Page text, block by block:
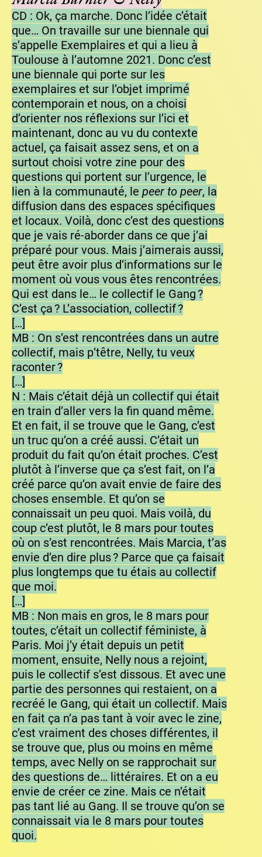
CD : Ok, ça marche. Donc l’idée c’était
que… On travaille sur une biennale qui
s’appelle Exemplaires et qui a lieu à
Toulouse à l’automne 2021. Donc c’est
une biennale qui porte sur les
exemplaires et sur l’objet imprimé
contemporain et nous, on a choisi
d’orienter nos réflexions sur l’ici et
maintenant, donc au vu du contexte
actuel, ça faisait assez sens, et on a
surtout choisi votre zine pour des
questions qui portent sur l’urgence, le
lien à la communauté, le peer to peer, la
diffusion dans des espaces spécifiques
et locaux. Voilà, donc c’est des questions
que je vais ré-aborder dans ce que j’ai
préparé pour vous. Mais j’aimerais aussi,
peut être avoir plus d’informations sur le
moment où vous vous êtes rencontrées.
Qui est dans le… le collectif le Gang ?
C’est ça ? L’association, collectif ?
[…]
MB : On s’est rencontrées dans un autre
collectif, mais p’têtre, Nelly, tu veux
raconter ?
[…]
N : Mais c’était déjà un collectif qui était
en train d’aller vers la fin quand même.
Et en fait, il se trouve que le Gang, c’est
un truc qu’on a créé aussi. C’était un
produit du fait qu’on était proches. C’est
plutôt à l’inverse que ça s’est fait, on l’a
créé parce qu’on avait envie de faire des
choses ensemble. Et qu’on se
connaissait un peu quoi. Mais voilà, du
coup c’est plutôt, le 8 mars pour toutes
où on s’est rencontrées. Mais Marcia, t’as
envie d’en dire plus ? Parce que ça faisait
plus longtemps que tu étais au collectif
que moi.
[…]
MB : Non mais en gros, le 8 mars pour
toutes, c’était un collectif féministe, à
Paris. Moi j’y était depuis un petit
moment, ensuite, Nelly nous a rejoint,
puis le collectif s’est dissous. Et avec une
partie des personnes qui restaient, on a
recréé le Gang, qui était un collectif. Mais
en fait ça n’a pas tant à voir avec le zine,
c’est vraiment des choses différentes, il
se trouve que, plus ou moins en même
temps, avec Nelly on se rapprochait sur
des questions de… littéraires. Et on a eu
envie de créer ce zine. Mais ce n’était
pas tant lié au Gang. Il se trouve qu’on se
connaissait via le 8 mars pour toutes
quoi.